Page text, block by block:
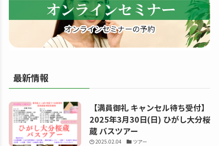
る
最新情報
【満員御礼 キャンセル待ち受付】
2025年3月30日(日) ひがし大分桜
蔵 バスツアー
2025.02.04 ツアー